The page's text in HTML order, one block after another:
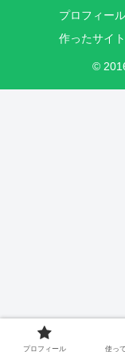
プロフィール
作ったサイト
©
プロフィール 使っ